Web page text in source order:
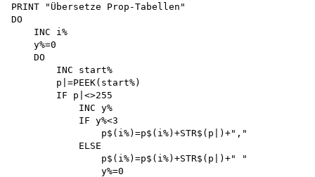
PRINT "Übersetze Prop-Tabellen"
DO
    INC i%
    y%=0
    DO
        INC start%
        p|=PEEK(start%)
        IF p|<>255
            INC y%
            IF y%<3
                p$(i%)=p$(i%)+STR$(p|)+","
            ELSE
                p$(i%)=p$(i%)+STR$(p|)+" "
                y%=0